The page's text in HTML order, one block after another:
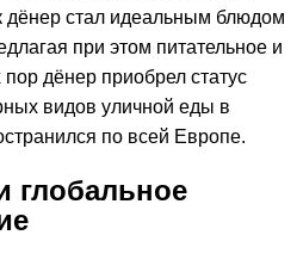
дёнер стал идеальным блюдом
при этом питательное и
дёнер приобрел статус
видов уличной еды в
по всей Европе.
глобальное